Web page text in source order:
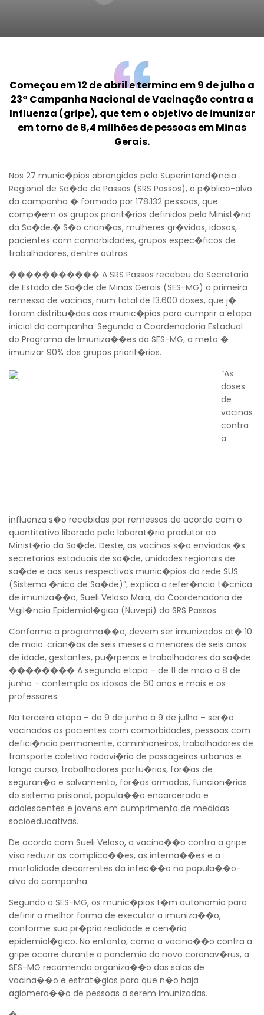
Voltar
Começou em 12 de abril e termina em 9 de julho a
23ª Campanha Nacional de Vacinação contra a
Influenza (gripe), que tem o objetivo de imunizar
em torno de 8,4 milhões de pessoas em Minas
Gerais.
Nos 27 munic�pios abrangidos pela Superintend�ncia
Regional de Sa�de de Passos (SRS Passos), o p�blico-alvo
da campanha � formado por 178.132 pessoas, que
comp�em os grupos priorit�rios definidos pelo Minist�rio
da Sa�de.� S�o crian�as, mulheres gr�vidas, idosos,
pacientes com comorbidades, grupos espec�ficos de
trabalhadores, dentre outros.
����������� A SRS Passos recebeu da Secretaria
de Estado de Sa�de de Minas Gerais (SES-MG) a primeira
remessa de vacinas, num total de 13.600 doses, que j�
foram distribu�das aos munic�pios para cumprir a etapa
inicial da campanha. Segundo a Coordenadoria Estadual
do Programa de Imuniza��es da SES-MG, a meta �
imunizar 90% dos grupos priorit�rios.
“As
doses
de
vacinas
contra
a
influenza s�o recebidas por remessas de acordo com o
quantitativo liberado pelo laborat�rio produtor ao
Minist�rio da Sa�de. Deste, as vacinas s�o enviadas �s
secretarias estaduais de sa�de, unidades regionais de
sa�de e aos seus respectivos munic�pios da rede SUS
(Sistema �nico de Sa�de)”, explica a refer�ncia t�cnica
de imuniza��o, Sueli Veloso Maia, da Coordenadoria de
Vigil�ncia Epidemiol�gica (Nuvepi) da SRS Passos.
Conforme a programa��o, devem ser imunizados at� 10
de maio: crian�as de seis meses a menores de seis anos
de idade, gestantes, pu�rperas e trabalhadores da sa�de.
�������� A segunda etapa – de 11 de maio a 8 de
junho – contempla os idosos de 60 anos e mais e os
professores.
Na terceira etapa – de 9 de junho a 9 de julho – ser�o
vacinados os pacientes com comorbidades, pessoas com
defici�ncia permanente, caminhoneiros, trabalhadores de
transporte coletivo rodovi�rio de passageiros urbanos e
longo curso, trabalhadores portu�rios, for�as de
seguran�a e salvamento, for�as armadas, funcion�rios
do sistema prisional, popula��o encarcerada e
adolescentes e jovens em cumprimento de medidas
socioeducativas.
De acordo com Sueli Veloso, a vacina��o contra a gripe
visa reduzir as complica��es, as interna��es e a
mortalidade decorrentes da infec��o na popula��o-
alvo da campanha.
Segundo a SES-MG, os munic�pios t�m autonomia para
definir a melhor forma de executar a imuniza��o,
conforme sua pr�pria realidade e cen�rio
epidemiol�gico. No entanto, como a vacina��o contra a
gripe ocorre durante a pandemia do novo coronav�rus, a
SES-MG recomenda organiza��o das salas de
vacina��o e estrat�gias para que n�o haja
aglomera��o de pessoas a serem imunizadas.